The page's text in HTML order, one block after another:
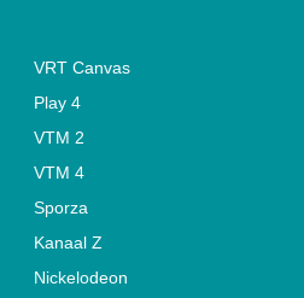
VRT Canvas
Play 4
VTM 2
VTM 4
Sporza
Kanaal Z
Nickelodeon